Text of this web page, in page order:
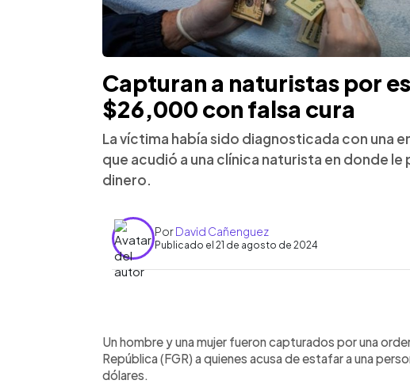
Capturan a naturistas por
$26,000 con falsa cura
La víctima había sido diagnosticada con una
que acudió a una clínica naturista en donde le
dinero.
PorDavid Cañenguez
Publicado el 21 de agosto de 2024
Escuchar artículo
Un hombre y una mujer fueron capturados por una
República (FGR) a quienes acusa de estafar a una
dólares.